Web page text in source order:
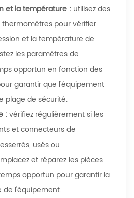
et la température : utilisez des
pour vérifier
et la température de
les paramètres de
opportun en fonction des
garantir que l'équipement
plage de sécurité.
:vérifiez régulièrement si les
et connecteurs de
usés ou
et réparez les pièces
opportun pour garantir la
de l'équipement.